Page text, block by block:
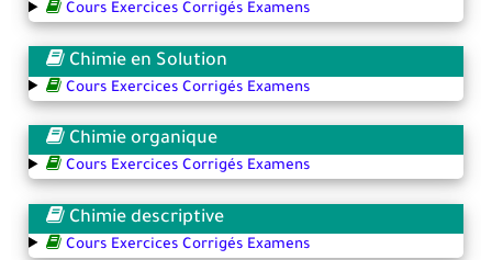
Cours Exercices Corrigés Examens
Chimie en Solution
Cours Exercices Corrigés Examens
Chimie organique
Cours Exercices Corrigés Examens
Chimie descriptive
Cours Exercices Corrigés Examens